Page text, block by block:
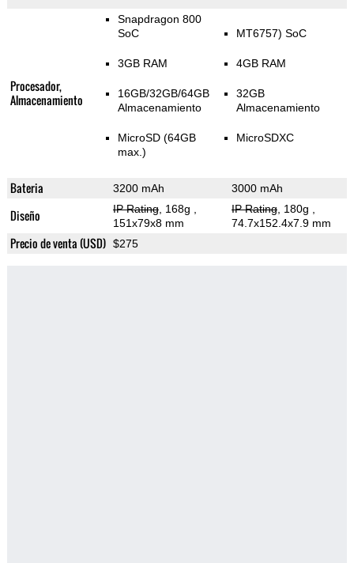
Procesador,
Almacenamiento
Snapdragon 800
SoC
3GB RAM
16GB/32GB/64GB
Almacenamiento
MicroSD (64GB
max.)
MT6757) SoC
4GB RAM
32GB
Almacenamiento
MicroSDXC
Bateria 3200 mAh 3000 mAh
Diseño IP Rating, 168g
151x79x8 mm
IP Rating, 180g
74.7x152.4x7.9 mm
Precio de venta (USD) $275